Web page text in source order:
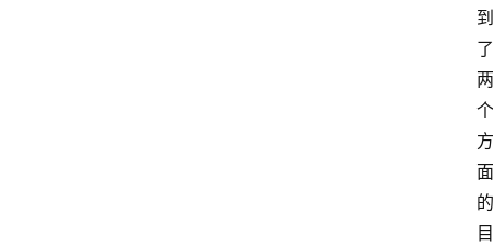
到
了
两
个
方
面
的
目